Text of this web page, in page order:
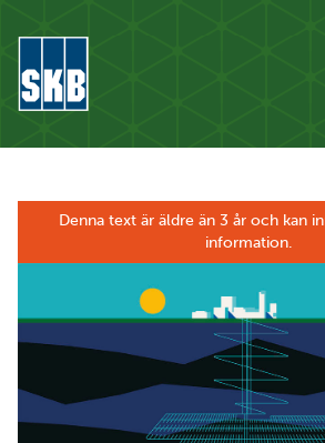
Denna text är äldre än 3 år och kan
information.